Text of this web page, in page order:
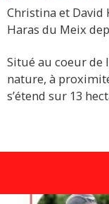
Contact
Christina et David
Haras du Meix
Situé au coeur de
nature, à
s’étend sur 13